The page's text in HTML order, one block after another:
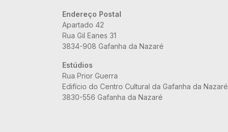
Endereço Postal
Apartado 42
Rua Gil Eanes 31
3834-908 Gafanha da Nazaré
Estúdios
Rua Prior Guerra
Edifício do Centro Cultural da Gafanha da Nazaré
3830-556 Gafanha da Nazaré